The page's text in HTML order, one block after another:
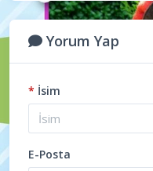
Yorum Yap
* İsim
E-Posta